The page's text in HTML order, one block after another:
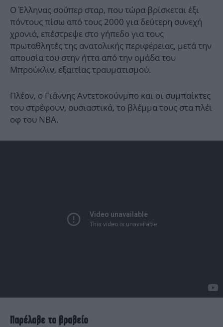
Ο Έλληνας σούπερ σταρ, που τώρα βρίσκεται έξι
πόντους πίσω από τους 2000 για δεύτερη συνεχή
χρονιά, επέστρεψε στο γήπεδο για τους
πρωταθλητές της ανατολικής περιφέρειας, μετά την
απουσία του στην ήττα από την ομάδα του
Μπρούκλιν, εξαιτίας τραυματισμού.
Πλέον, ο Γιάννης Αντετοκούνμπο και οι συμπαίκτες
του στρέφουν, ουσιαστικά, το βλέμμα τους στα πλέι
οφ του ΝΒΑ.
Παρέλαβε το βραβείο